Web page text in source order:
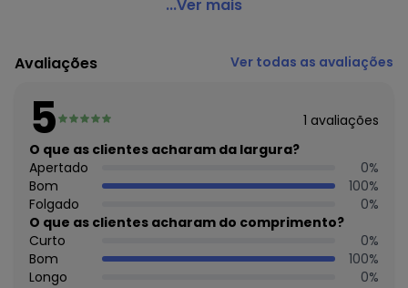
Marialícia - Vestido Longo Acinturado Animal Print
Código do produto: 7940419
Modelagem: Ampla
Comprimento da Manga: Longa
Comprimento: Longo
Cinto: Acompanha
Decote Frente : V
Fornecedor: ELIAN INDUSTRIA TEXTIL LTDA / CNPJ
82.698.085/0001-98
Feito: Brasil
Cuidados para conservação do produto: Lavagem a mão -
Não alvejar - Não secar em tambor - Secagem em varal -
Temperatura máxima da base do ferro a 110° C sem vapor
...Ver mais
Avaliações Ver todas as avaliações
5 1 avaliações
O que as clientes acharam da largura?
Apertado
0%
Bom
100%
Folgado
0%
O que as clientes acharam do comprimento?
Curto
0%
Bom
100%
Longo
0%